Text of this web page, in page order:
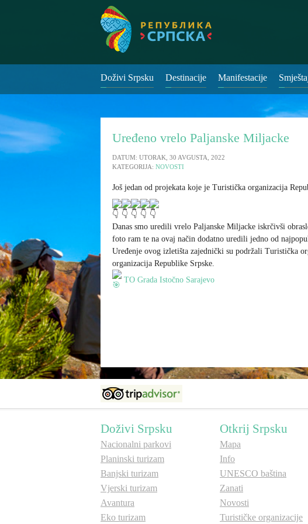
Doživi Srpsku Destinacije Manifestacije
Uređeno vrelo Paljanske Miljacke
DATUM: UTORAK, 30 AVGUSTA, 2022
KATEGORIJA: NOVOSTI
Još jedan od projekata koje je Turistička organizacija
Danas smo uredili vrelo Paljanske Miljacke iskrčivši
foto ram te na ovaj način dodatno uredili jedno od
Uređenje ovog izletišta zajednički su podržali Turistička
organizacija Republike Srpske.
TO Grada Istočno Sarajevo
Doživi Srpsku
Nacionalni parkovi
Planinski turizam
Banjski turizam
Vjerski turizam
Avantura
Eko turizam
Otkrij Srpsku
Mapa
Info
UNESCO baština
Zanati
Novosti
Turističke organizacije